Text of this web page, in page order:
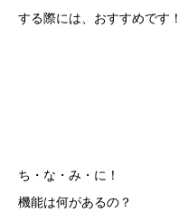
する際には、おすすめです！
ち・な・み・に！
機能は何があるの？